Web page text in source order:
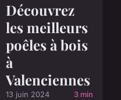
Découvrez
les meilleurs
poêles à bois
à
Valenciennes
13 juin 2024 3 min